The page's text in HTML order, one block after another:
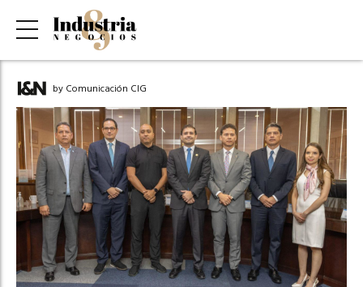
by Comunicación CIG